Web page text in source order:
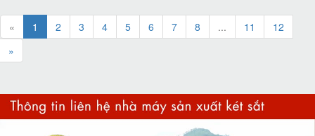
« 1 2 3 4 5 6 7 8 ... 11
12
»